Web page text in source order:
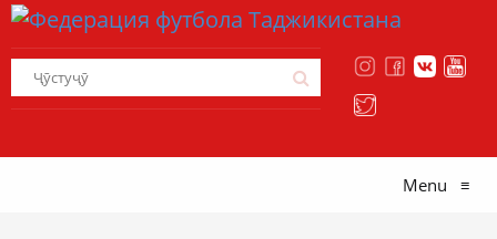
Menu ≡